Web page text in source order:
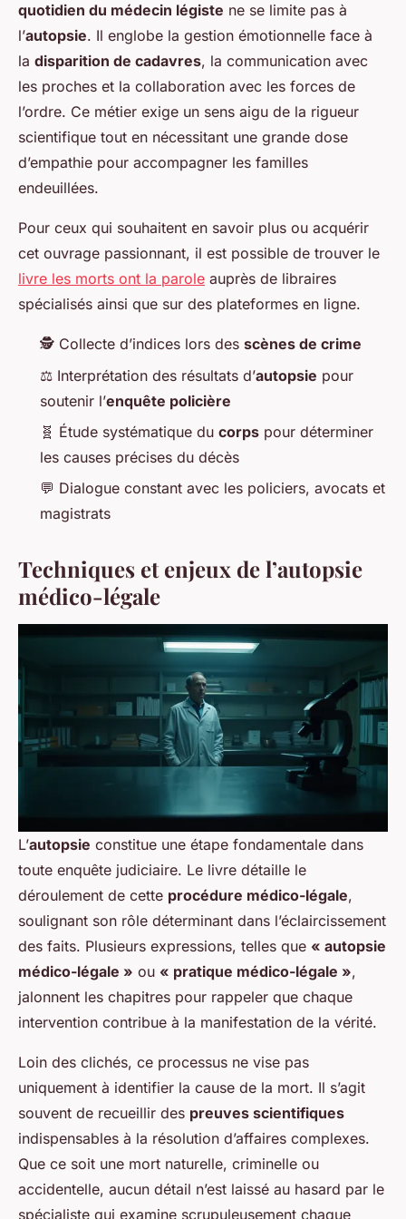
quotidien du médecin légiste ne se limite pas à
l’autopsie. Il englobe la gestion émotionnelle face à
la disparition de cadavres, la communication avec
les proches et la collaboration avec les forces de
l’ordre. Ce métier exige un sens aigu de la rigueur
scientifique tout en nécessitant une grande dose
d’empathie pour accompagner les familles
endeuillées.
Pour ceux qui souhaitent en savoir plus ou acquérir
cet ouvrage passionnant, il est possible de trouver le
livre les morts ont la parole auprès de libraires
spécialisés ainsi que sur des plateformes en ligne.
🕵️ Collecte d’indices lors des scènes de crime
⚖️ Interprétation des résultats d’autopsie pour
soutenir l’enquête policière
🧬 Étude systématique du corps pour déterminer
les causes précises du décès
💬 Dialogue constant avec les policiers, avocats et
magistrats
Techniques et enjeux de l’autopsie
médico-légale
L’autopsie constitue une étape fondamentale dans
toute enquête judiciaire. Le livre détaille le
déroulement de cette procédure médico-légale,
soulignant son rôle déterminant dans l’éclaircissement
des faits. Plusieurs expressions, telles que « autopsie
médico-légale » ou « pratique médico-légale »,
jalonnent les chapitres pour rappeler que chaque
intervention contribue à la manifestation de la vérité.
Loin des clichés, ce processus ne vise pas
uniquement à identifier la cause de la mort. Il s’agit
souvent de recueillir des preuves scientifiques
indispensables à la résolution d’affaires complexes.
Que ce soit une mort naturelle, criminelle ou
accidentelle, aucun détail n’est laissé au hasard par le
spécialiste qui examine scrupuleusement chaque